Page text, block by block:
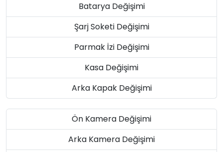
Batarya Değişimi
Şarj Soketi Değişimi
Parmak İzi Değişimi
Kasa Değişimi
Arka Kapak Değişimi
Ön Kamera Değişimi
Arka Kamera Değişimi